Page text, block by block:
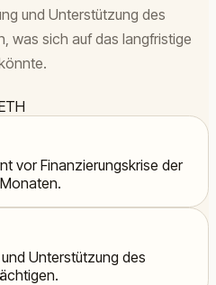
und Unterstützung des
was sich auf das langfristige
vor Finanzierungskrise der
Unterstützung des